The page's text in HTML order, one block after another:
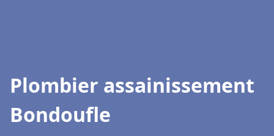
Plombier assainissement
Bondoufle